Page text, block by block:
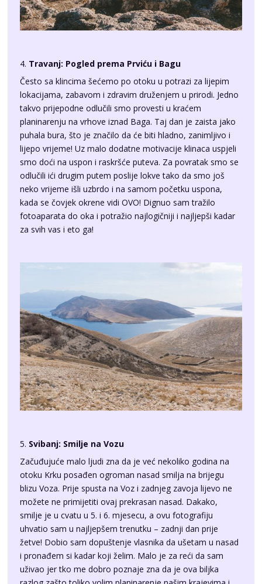
4.Travanj: Pogled prema Prviću i Bagu
lokacijama, zabavom i zdravim druženjem u prirodi. Jedno
takvo prijepodne odlučili smo provesti u kraćem
planinarenju na vrhove iznad Baga. Taj dan je zaista jako
puhala bura, što je značilo da će biti hladno, zanimljivo i
lijepo vrijeme! Uz malo dodatne motivacije klinaca uspjeli
smo doći na uspon i raskršće puteva. Za povratak smo se
odlučili ići drugim putem poslije lokve tako da smo još
neko vrijeme išli uzbrdo i na samom početku uspona,
kada se čovjek okrene vidi OVO! Dignuo sam tražilo
fotoaparata do oka i potražio najlogičniji i najljepši kadar
za svih vas i eto ga!
5.Svibanj: Smilje na Vozu
otoku Krku posađen ogroman nasad smilja na brijegu
blizu Voza. Prije spusta na Voz i zadnjeg zavoja lijevo ne
možete ne primijetiti ovaj prekrasan nasad. Dakako,
smilje je u cvatu u 5. i 6. mjesecu, a ovu fotografiju
uhvatio sam u najljepšem trenutku – zadnji dan prije
žetve! Dobio sam dopuštenje vlasnika da ušetam u nasad
i pronađem si kadar koji želim. Malo je za reći da sam
uživao jer tko me dobro poznaje zna da je ova biljka
razlog zašto toliko volim planinarenje našim krajevima i
stazama – a razlog je upravo predivni miris smilja!
Iako sam izgledao prilično smiješno tj. poput slona u